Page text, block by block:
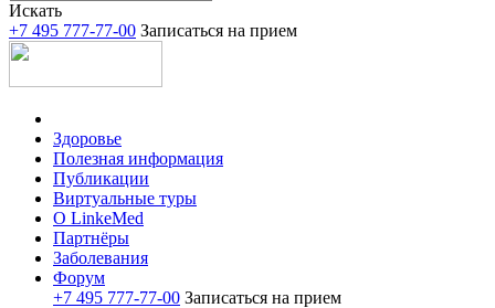
Искать
+7 495 777-77-00 Записаться на прием
Здоровье
Полезная информация
Публикации
Виртуальные туры
О LinkeMed
Партнёры
Заболевания
Форум
+7 495 777-77-00 Записаться на прием